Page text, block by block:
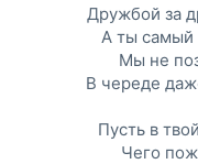
Дружбой за
А ты самый
Мы не
В череде
Пусть в
Чего